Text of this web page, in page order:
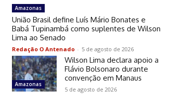
Amazonas
União Brasil define Luís Mário Bonates e
Babá Tupinambá como suplentes de Wilson
Lima ao Senado
Redação O Antenado - 5 de agosto de 2026
Amazonas
Wilson Lima declara apoio a
Flávio Bolsonaro durante
convenção em Manaus
5 de agosto de 2026